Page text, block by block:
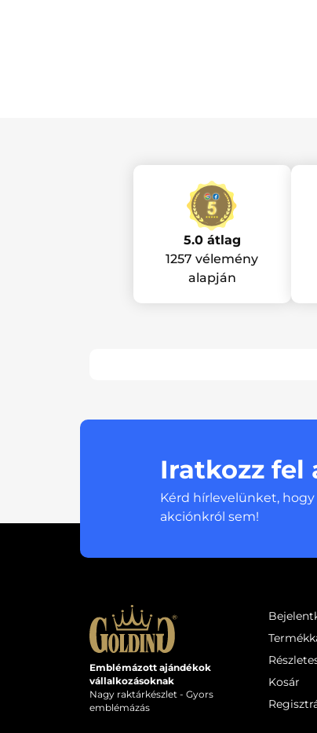
5.0 átlag
1257 vélemény
alapján
Iratkozz fel
Kérd hírlevelünket,
akciónkról sem!
Emblémázott ajándékok
vállalkozásoknak
Nagy raktárkészlet - Gyors
emblémázás
Kosár